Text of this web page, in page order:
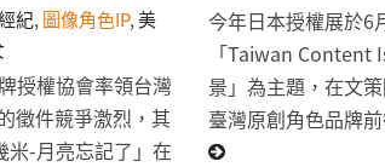
紀,圖像角色IP,美
授權協會率領台灣
徵件競爭激烈，其
米-月亮忘記了」在
今年日本授權展於6
「Taiwan Content
景」為主題，在文
臺灣原創角色品牌